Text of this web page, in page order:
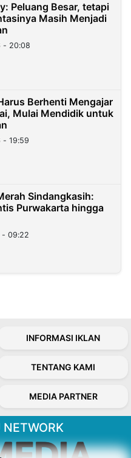
Peluang Besar, tetapi
Masih Menjadi
- 20:08
Berhenti Mengajar
Mulai Mendidik untuk
- 19:59
Sindangkasih:
Purwakarta hingga
- 09:22
INFORMASI IKLAN
TENTANG KAMI
MEDIA PARTNER